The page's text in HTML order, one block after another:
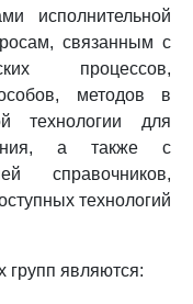
исполнительной
связанным с
процессов,
методов в
технологии для
а также с
справочников,
технологий
групп являются: